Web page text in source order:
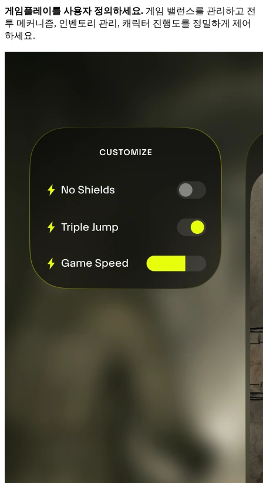
게임플레이를 사용자 정의하세요. 게임 밸런스를 관리하고 전
투 메커니즘, 인벤토리 관리, 캐릭터 진행도를 정밀하게 제어
하세요.